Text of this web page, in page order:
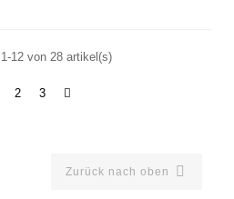
12 von 28 artikel(s)
2 3
Zurück nach oben 